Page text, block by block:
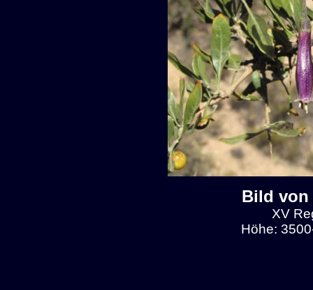
Bild von
XV
Höhe: